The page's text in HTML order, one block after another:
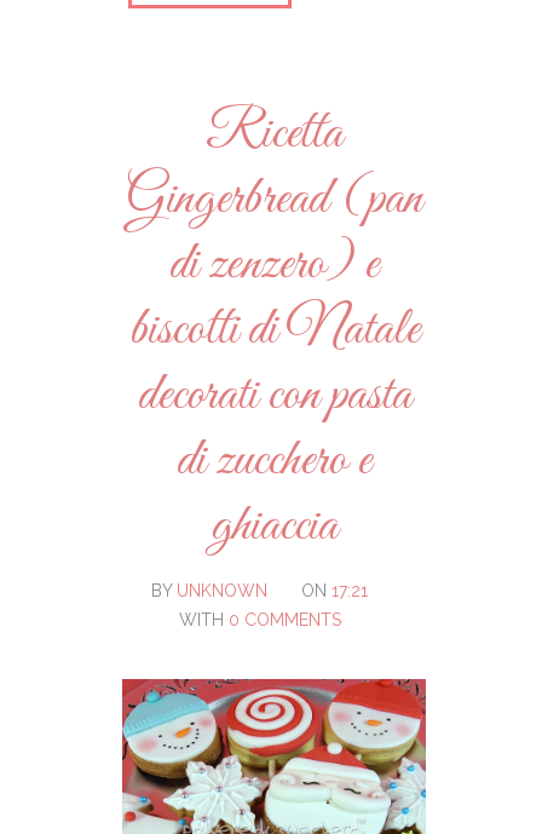
Ricetta
Gingerbread (pan
di zenzero) e
biscotti di Natale
decorati con pasta
di zucchero e
ghiaccia
BY UNKNOWN ON 17:21
WITH 0 COMMENTS